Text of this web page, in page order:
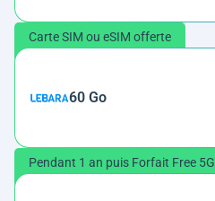
Carte SIM ou eSIM offerte
60 Go
Pendant 1 an puis Forfait Free 5G